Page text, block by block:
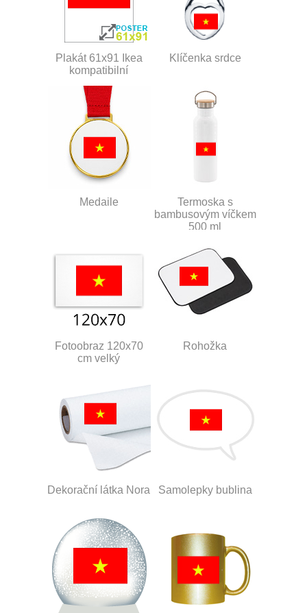
Plakát 61x91 Ikea
kompatibilní
Klíčenka srdce
Medaile
Termoska s
bambusovým víčkem
500 ml
Fotoobraz 120x70
cm velký
Rohožka
Dekorační látka Nora Samolepky bublina